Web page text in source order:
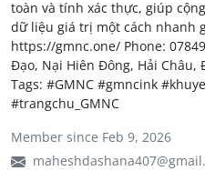
Research
Science Hangouts
My Lab
My Company
toàn và tính xác thực, giúp
dữ liệu giá trị một cách nhanh
https://gmnc.one/ Phone:
Đạo, Nại Hiên Đông, Hải Châu,
Tags: #GMNC #gmncink
#trangchu_GMNC
Member since Feb 9, 2026